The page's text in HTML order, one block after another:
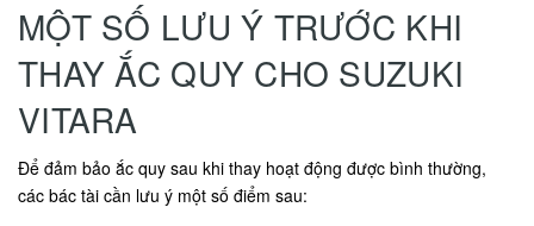
MỘT SỐ LƯU Ý TRƯỚC KHI
THAY ẮC QUY CHO SUZUKI
VITARA
Để đảm bảo ắc quy sau khi thay hoạt động được bình thường,
các bác tài cần lưu ý một số điểm sau: